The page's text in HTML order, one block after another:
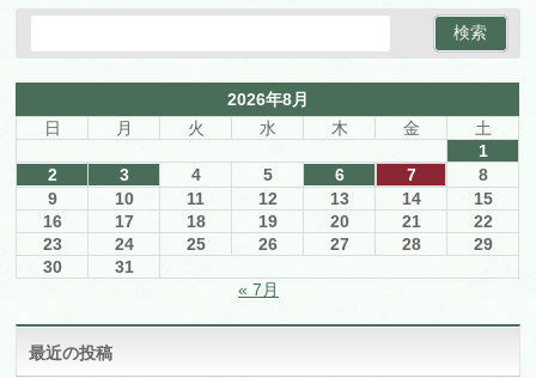
2026年8月
日
月 火 水 木 金
土
1
2
3 4 5 6 7
8
9
10 11 12 13 14
15
16
17 18 19 20 21
22
23
24 25 26 27 28
29
30
31
« 7月
最近の投稿